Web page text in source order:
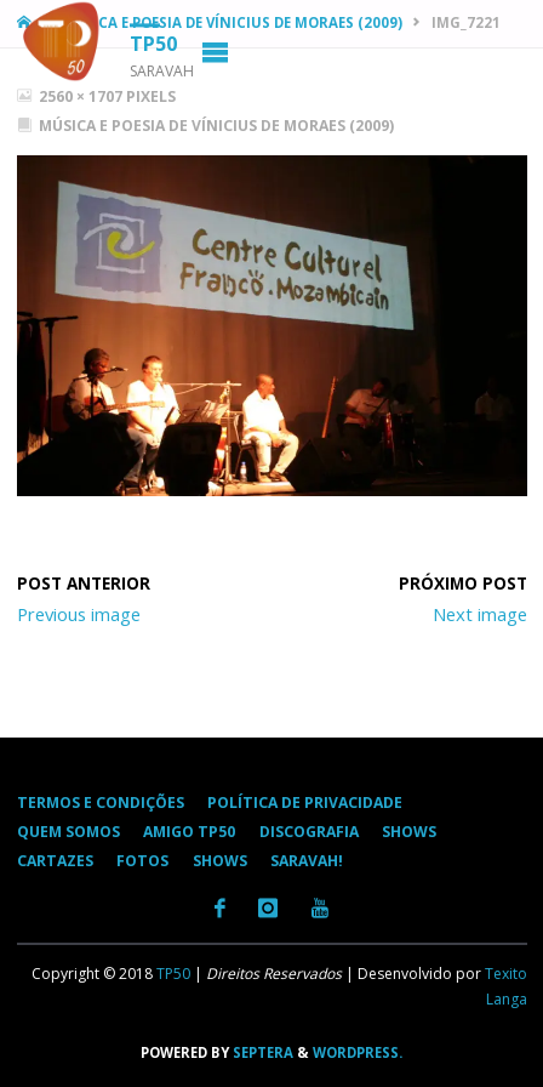
TP50
SARAVAH
HOMEMÚSICA E POESIA DE VÍNICIUS DE MORAES (2009) IMG_7221
FULL
SIZE
2560 × 1707 PIXELS
MÚSICA E POESIA DE VÍNICIUS DE MORAES (2009)
Previous image Next image
TERMOS E CONDIÇÕES
POLÍTICA DE PRIVACIDADE
QUEM SOMOS
AMIGO TP50 DISCOGRAFIA
SHOWS
CARTAZES
FOTOS SHOWS SARAVAH!
Copyright © 2018TP50 | Direitos Reservados| Desenvolvido porTexito
Langa
POWERED BYSEPTERA & WORDPRESS.